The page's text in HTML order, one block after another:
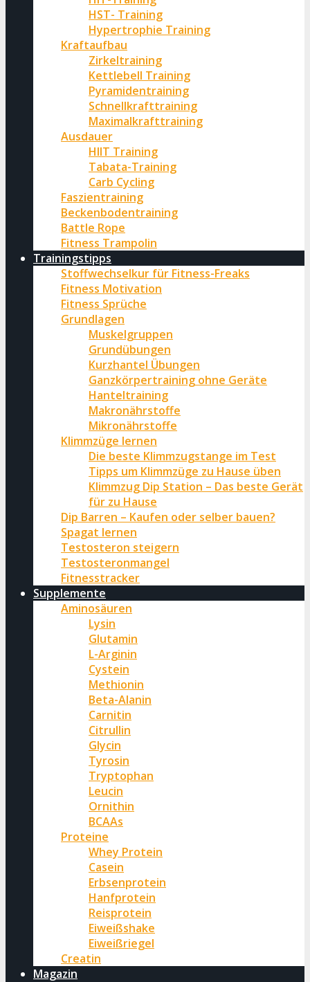
HST- Training
Hypertrophie Training
Kraftaufbau
Zirkeltraining
Kettlebell Training
Pyramidentraining
Schnellkrafttraining
Maximalkrafttraining
Ausdauer
HIIT Training
Tabata-Training
Carb Cycling
Faszientraining
Beckenbodentraining
Battle Rope
Fitness Trampolin
Trainingstipps
Stoffwechselkur für Fitness-Freaks
Fitness Motivation
Fitness Sprüche
Grundlagen
Muskelgruppen
Grundübungen
Kurzhantel Übungen
Ganzkörpertraining ohne Geräte
Hanteltraining
Makronährstoffe
Mikronährstoffe
Klimmzüge lernen
Die beste Klimmzugstange im Test
Tipps um Klimmzüge zu Hause üben
Klimmzug Dip Station – Das beste Gerät
für zu Hause
Dip Barren – Kaufen oder selber bauen?
Spagat lernen
Testosteron steigern
Testosteronmangel
Fitnesstracker
Supplemente
Aminosäuren
Lysin
Glutamin
L-Arginin
Cystein
Methionin
Beta-Alanin
Carnitin
Citrullin
Glycin
Tyrosin
Tryptophan
Leucin
Ornithin
BCAAs
Proteine
Whey Protein
Casein
Erbsenprotein
Hanfprotein
Reisprotein
Eiweißshake
Eiweißriegel
Creatin
Magazin